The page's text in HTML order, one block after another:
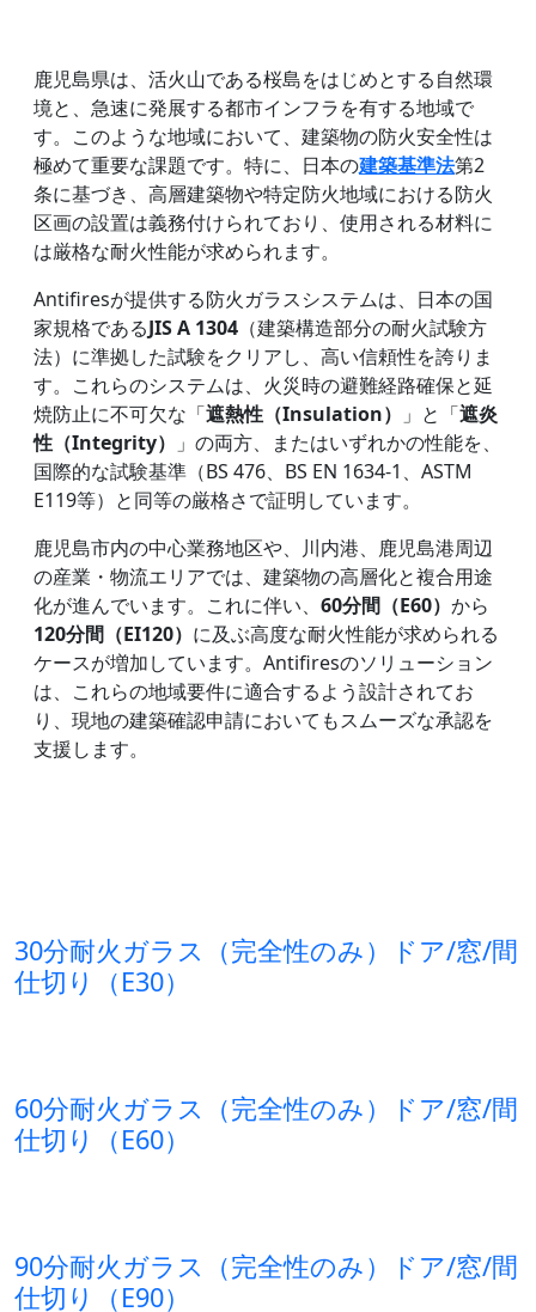
鹿児島県は、活火山である桜島をはじめとする自然環
境と、急速に発展する都市インフラを有する地域で
す。このような地域において、建築物の防火安全性は
極めて重要な課題です。特に、日本の建築基準法第2
条に基づき、高層建築物や特定防火地域における防火
区画の設置は義務付けられており、使用される材料に
は厳格な耐火性能が求められます。
Antifiresが提供する防火ガラスシステムは、日本の国
家規格であるJIS A 1304 （建築構造部分の耐火試験方
法）に準拠した試験をクリアし、高い信頼性を誇りま
す。これらのシステムは、火災時の避難経路確保と延
焼防止に不可欠な「遮熱性（Insulation） 」と「遮炎
性（Integrity）
」の両方、またはいずれかの性能を、
国際的な試験基準（BS 476、BS EN 1634-1、ASTM
E119等）と同等の厳格さで証明しています。
鹿児島市内の中心業務地区や、川内港、鹿児島港周辺
の産業・物流エリアでは、建築物の高層化と複合用途
化が進んでいます。これに伴い、 60分間（E60） から
120分間（EI120） に及ぶ高度な耐火性能が求められる
ケースが増加しています。Antifiresのソリューション
は、これらの地域要件に適合するよう設計されてお
り、現地の建築確認申請においてもスムーズな承認を
支援します。
30分耐火ガラス（完全性のみ）ドア/窓/間
仕切り（E30）
60分耐火ガラス（完全性のみ）ドア/窓/間
仕切り（E60）
90分耐火ガラス（完全性のみ）ドア/窓/間
仕切り（E90）